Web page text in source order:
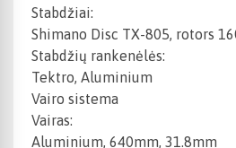
Stabdžiai:
Shimano Disc TX-805, rotors
Stabdžių rankenėlės:
Tektro, Aluminium
Vairo sistema
Vairas:
Aluminium, 640mm, 31.8mm